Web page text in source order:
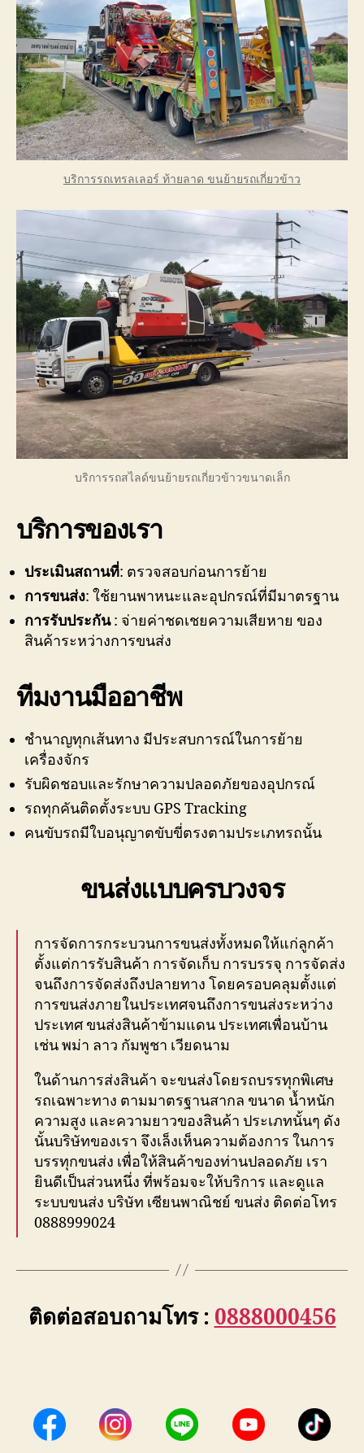
บริการรถเทรลเลอร์ ท้ายลาด ขนย้ายรถเกี่ยวข้าว
บริการรถสไลด์ขนย้ายรถเกี่ยวข้าวขนาดเล็ก
บริการของเรา
ประเมินสถานที่: ตรวจสอบก่อนการย้าย
การขนส่ง: ใช้ยานพาหนะและอุปกรณ์ที่มีมาตรฐาน
การรับประกัน: จ่ายค่าชดเชยความเสียหาย ของ
สินค้าระหว่างการขนส่ง
ทีมงานมืออาชีพ
ชำนาญทุกเส้นทาง มีประสบการณ์ในการย้าย
เครื่องจักร
รับผิดชอบและรักษาความปลอดภัยของอุปกรณ์
รถทุกคันติดตั้งระบบ GPS Tracking
คนขับรถมีใบอนุญาตขับขี่ตรงตามประเภทรถนั้น
ขนส่งแบบครบวงจร
การจัดการกระบวนการขนส่งทั้งหมดให้แก่ลูกค้า
ตั้งแต่การรับสินค้า การจัดเก็บ การบรรจุ การจัดส่ง
จนถึงการจัดส่งถึงปลายทาง โดยครอบคลุมตั้งแต่
การขนส่งภายในประเทศจนถึงการขนส่งระหว่าง
ประเทศ ขนส่งสินค้าข้ามแดน ประเทศเพื่อนบ้าน
เช่น พม่า ลาว กัมพูชา เวียดนาม
ในด้านการส่งสินค้า จะขนส่งโดยรถบรรทุกพิเศษ
รถเฉพาะทาง ตามมาตรฐานสากล ขนาด น้ำหนัก
ความสูง และความยาวของสินค้า ประเภทนั้นๆ ดัง
นั้นบริษัทของเรา จึงเล็งเห็นความต้องการ ในการ
บรรทุกขนส่ง เพื่อให้สินค้าของท่านปลอดภัย เรา
ยินดีเป็นส่วนหนึ่ง ที่พร้อมจะให้บริการ และดูแล
ระบบขนส่ง บริษัท เซียนพาณิชย์ ขนส่ง ติดต่อโทร
0888999024
ติดต่อสอบถามโทร : 0888000456